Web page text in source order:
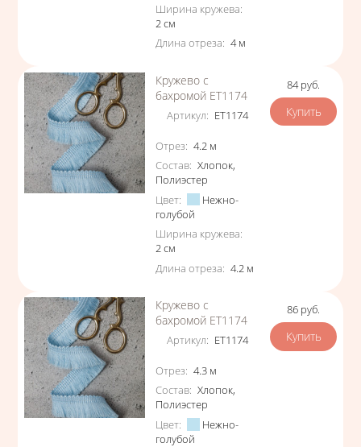
Ширина кружева:
2см
Длина отреза: 4 м
Кружево с
бахромой ЕТ1174
Артикул: ЕТ1174
Характеристики
Отрез: 4.2 м
Состав: Хлопок,
Полиэстер
Цвет:
Нежно-
голубой
Ширина кружева:
2см
Длина отреза: 4.2 м
Цена
84руб.
Кружево с
бахромой ЕТ1174
Артикул: ЕТ1174
Характеристики
Отрез: 4.3 м
Состав: Хлопок,
Полиэстер
Цвет:
Нежно-
голубой
Цена
86 руб.